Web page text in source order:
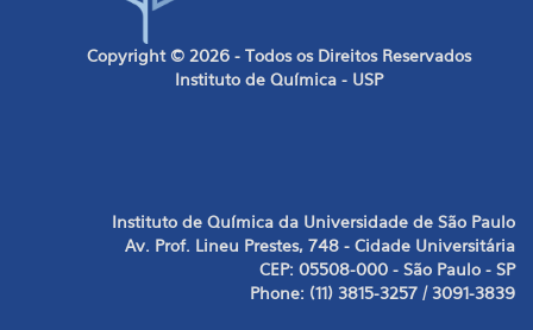
Copyright © 2026 - Todos os Direitos Reservados
Instituto de Química - USP
Instituto de Química da Universidade de São Paulo
Av. Prof. Lineu Prestes, 748 - Cidade Universitária
CEP: 05508-000 - São Paulo - SP
Phone: (11) 3815-3257 / 3091-3839